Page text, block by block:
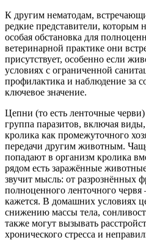
К другим нематодам,
редкие представители, которым
особая обстановка для
ветеринарной практике они
присутствует, особенно если
условиях с ограниченной
профилактика и наблюдение за
ключевое значение.
Цепни (то есть ленточные
группа паразитов, включая
кролика как промежуточного
передачи другим животным.
попадают в организм кролика
рядом есть заражённые
звучит мысль: от разрознённых
полноценного ленточного
кажется. В домашних условиях
снижению массы тела,
также могут вызывать
хронического стресса и